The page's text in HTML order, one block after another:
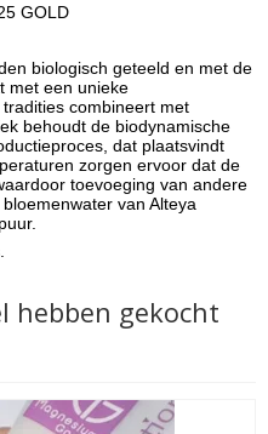
GOLD
biologisch geteeld en met de
met een unieke
combineert met
behoudt de biodynamische
dat plaatsvindt
zorgen ervoor dat de
toevoeging van andere
van Alteya
hebben gekocht